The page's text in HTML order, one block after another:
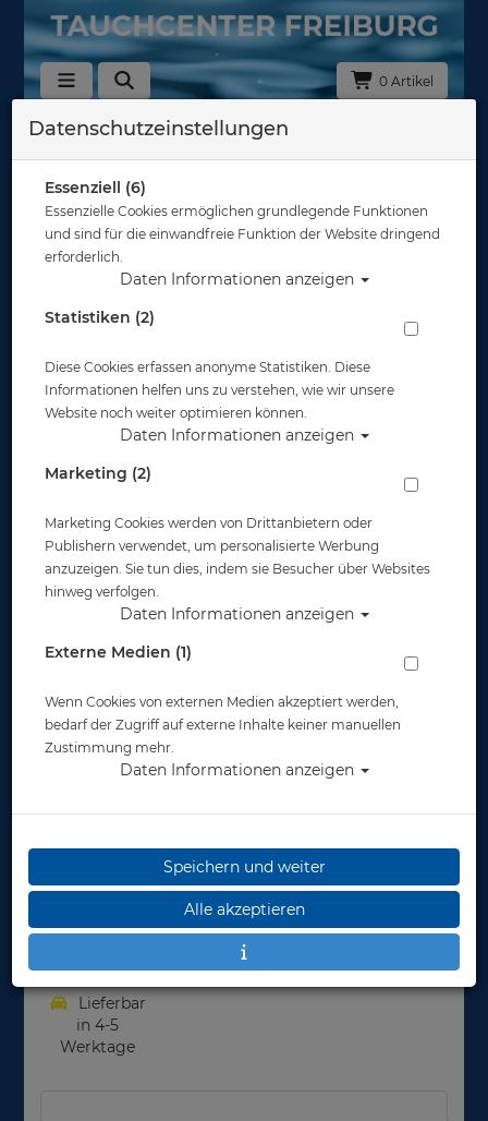
0 Artikel
Zurück
Sub Base - Big-Scuba - Single A5 - 100
TG - Logbucheinlagen
Artikelnr.: base-593
Herstellerpreis: 8,95 €
8,95 €
Lieferbar
in 4-5
Werktage
Datenschutzeinstellungen
Essenziell (6)
Essenzielle Cookies ermöglichen grundlegende Funktionen
und sind für die einwandfreie Funktion der Website dringend
erforderlich.
Daten Informationen anzeigen
Statistiken (2)
Diese Cookies erfassen anonyme Statistiken. Diese
Informationen helfen uns zu verstehen, wie wir unsere
Website noch weiter optimieren können.
Daten Informationen anzeigen
Marketing (2)
Marketing Cookies werden von Drittanbietern oder
Publishern verwendet, um personalisierte Werbung
anzuzeigen. Sie tun dies, indem sie Besucher über Websites
hinweg verfolgen.
Daten Informationen anzeigen
Externe Medien (1)
Wenn Cookies von externen Medien akzeptiert werden,
bedarf der Zugriff auf externe Inhalte keiner manuellen
Zustimmung mehr.
Daten Informationen anzeigen
Speichern und weiter
Alle akzeptieren